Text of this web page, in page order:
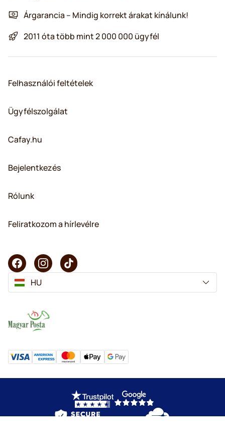
Árgarancia – Mindig korrekt árakat kínálunk!
2011 óta több mint 2 000 000 ügyfél
Felhasználói feltételek
Ügyfélszolgálat
Cafay.hu
Bejelentkezés
Rólunk
Feliratkozom a hírlevélre
HU